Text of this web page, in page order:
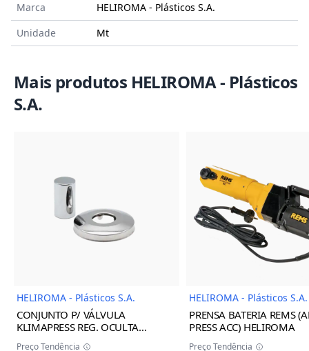
Marca
HELIROMA - Plásticos S.A.
Unidade
Mt
Mais produtos HELIROMA - Plásticos
S.A.
Imagem do Produto
HELIROMA - Plásticos S.A.
CONJUNTO P/ VÁLVULA
KLIMAPRESS REG. OCULTA
BRANCA 16/32 HELIROMA
Preço Tendência
HELIROMA - Plásticos S.A.
PRENSA BATERIA REMS
PRESS ACC) HELIROMA
Preço Tendência